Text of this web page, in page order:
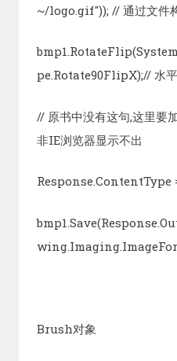
~/logo.gif")); // 通过文件
pe.Rotate90FlipX);// 水
// 原书中没有这句,这里要
非IE浏览器显示不出
Response.ContentType
Brush对象